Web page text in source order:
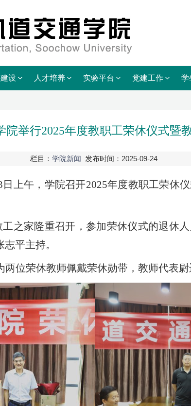
设 人才培养 实验平台 党建工作 学
院举行2025年度教职工荣休仪式暨
栏目： 学院新闻 发布时间：2025-09-24
日上午，学院召开2025年度教职工荣休
之家隆重召开，参加荣休仪式的退休
平主持。
位荣休教师佩戴荣休勋带，教师代表尉